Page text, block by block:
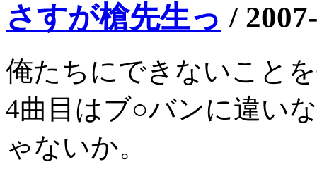
さすが槍先生っ /
俺たちにできないこと
4曲目はブ○バンに違い
ゃないか。